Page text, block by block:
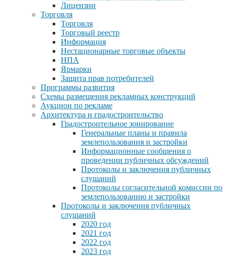
Лицензии
Торговля
Торговля
Торговый реестр
Информация
Нестационарные торговые объекты
НПА
Ярмарки
Защита прав потребителей
Программы развития
Схемы размещения рекламных конструкций
Аукцион по рекламе
Архитектура и градостроительство
Градостроительное зонирование
Генеральные планы и правила
землепользования и застройки
Информационные сообщения о
проведении публичных обсуждений
Протоколы и заключения публичных
слушаний
Протоколы согласительной комиссии по
землепользованию и застройки
Протоколы и заключения публичных
слушаний
2020 год
2021 год
2022 год
2023 год